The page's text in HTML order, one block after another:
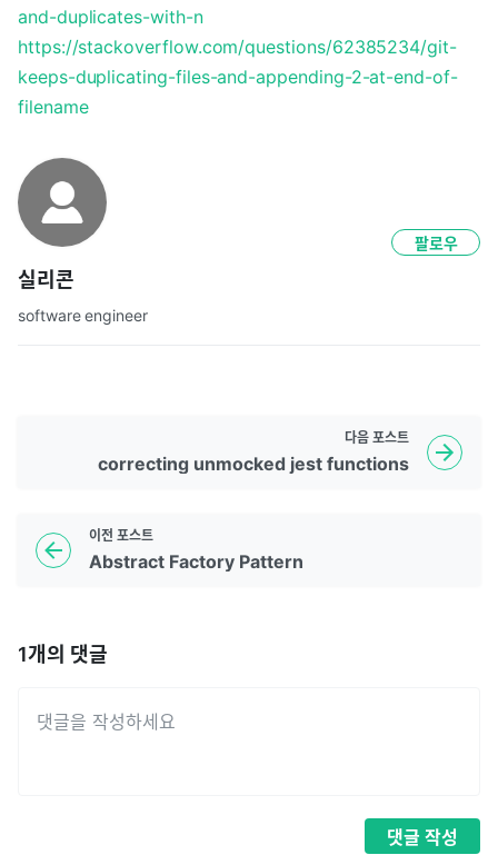
and-duplicates-with-n
https://stackoverflow.com/questions/62385234/git-
keeps-duplicating-files-and-appending-2-at-end-of-
filename
실리콘
software engineer
팔로우
이전 포스트
Abstract Factory Pattern
다음 포스트
correcting unmocked jest functions
1개의 댓글
댓글 작성